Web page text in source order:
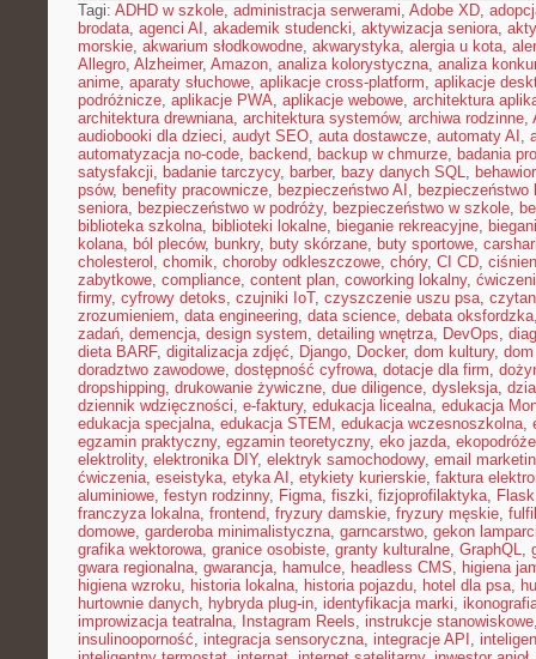
Tagi: ADHD w szkole, administracja serwerami, Adobe XD,
brodata, agenci AI , akademik studencki, aktywizacja seniora,
morskie, akwarium słodkowodne, akwarystyka, alergia u kota,
Allegro, Alzheimer, Amazon, analiza kolorystyczna, analiza
anime, aparaty słuchowe, aplikacje cross-platform, aplikacje
podróżnicze, aplikacje PWA, aplikacje webowe, architektura
architektura drewniana, architektura systemów, archiwa rodzinne,
audiobooki dla dzieci, audyt SEO, auta dostawcze, automaty AI ,
automatyzacja no-code, backend, backup w chmurze, badania
satysfakcji, badanie tarczycy, barber, bazy danych SQL,
psów, benefity pracownicze, bezpieczeństwo AI , bezpieczeństwo
seniora, bezpieczeństwo w podróży, bezpieczeństwo w szkole,
biblioteka szkolna, biblioteki lokalne, bieganie rekreacyjne,
kolana, ból pleców, bunkry, buty skórzane, buty sportowe,
cholesterol , chomik, choroby odkleszczowe, chóry, CI CD,
zabytkowe, compliance, content plan, coworking lokalny,
firmy, cyfrowy detoks, czujniki IoT, czyszczenie uszu psa,
zrozumieniem, data engineering, data science, debata oksfordzka
zadań, demencja, design system, detailing wnętrza, DevOps,
dieta BARF, digitalizacja zdjęć, Django, Docker, dom kultury,
doradztwo zawodowe, dostępność cyfrowa, dotacje dla firm,
dropshipping, drukowanie żywiczne, due diligence, dysleksja,
dziennik wdzięczności, e-faktury, edukacja licealna, edukacja
edukacja specjalna, edukacja STEM , edukacja wczesnoszkolna,
egzamin praktyczny, egzamin teoretyczny, eko jazda, ekopodróże
elektrolity, elektronika DIY, elektryk samochodowy, email
ćwiczenia, eseistyka, etyka AI , etykiety kurierskie, faktura
aluminiowe, festyn rodzinny, Figma, fiszki, fizjoprofilaktyka, Flask
franczyza lokalna, frontend, fryzury damskie, fryzury męskie,
domowe, garderoba minimalistyczna, garncarstwo, gekon
grafika wektorowa, granice osobiste, granty kulturalne, GraphQL,
gwara regionalna, gwarancja, hamulce, headless CMS, higiena
higiena wzroku, historia lokalna, historia pojazdu, hotel dla psa,
hurtownie danych, hybryda plug-in, identyfikacja marki,
improwizacja teatralna, Instagram Reels, instrukcje stanowiskowe
insulinooporność, integracja sensoryczna, integracje API ,